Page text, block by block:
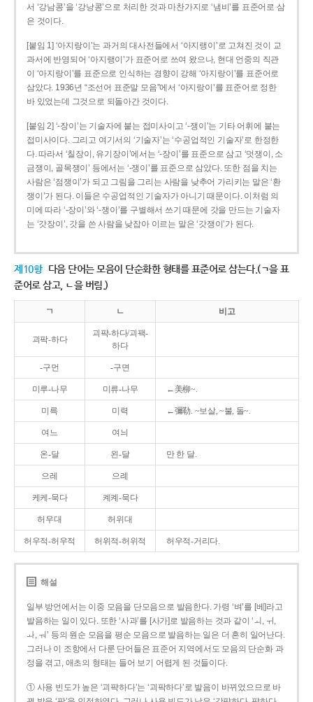
서 ‘강남콩’을 ‘강낭콩’으로 처리한 것과 마찬가지로 ‘냄비’를 표준어로 삼
은 것이다.
[붙임 1] ‘아지랑이’는 과거의 대사전들에서 ‘아지랭이’로 고쳐진 것이 교
과서에 반영되어 ‘아지랭이’가 표준어로 쓰여 왔으나, 현대 언중의 직관
이 ‘아지랑이’를 표준으로 인식하는 경향이 강해 ‘아지랑이’를 표준어로
삼았다. 1936년 “조선어 표준말 모음”에서 ‘아지랑이’를 표준어로 정한
바 있었는데 그것으로 되돌아간 것이다.
[붙임 2] ‘-장이’는 기술자에 붙는 접미사이고 ‘-쟁이’는 기타 어휘에 붙는
접미사이다. 그리고 여기서의 ‘기술자’는 ‘수공업적인 기술자’로 한정한
다. 따라서 ‘칠장이, 유기장이’에서는 ‘-장이’를 표준으로 삼고 ‘멋쟁이, 소
금쟁이, 골목쟁이’ 등에서는 ‘-쟁이’를 표준으로 삼았다. 또한 점을 치는
사람은 ‘점쟁이’가 되고 그림을 그리는 사람을 낮추어 가리키는 말은 ‘환
쟁이’가 된다. 이들은 수공업적인 기술자가 아니기 때문이다. 이처럼 의
미에 따라 ‘-장이’와 ‘-쟁이’를 구별해서 쓰기 때문에 갓을 만드는 기술자
는 ‘갓장이’, 갓을 쓴 사람을 낮잡아 이르는 말은 ‘갓쟁이’가 된다.
제10항 다음 단어는 모음이 단순화한 형태를 표준어로 삼는다.(ㄱ을 표
준어로 삼고, ㄴ을 버림.)
ㄱ ㄴ 비고
괴팍-하다
괴퍅-하다/괴팩-
하다
-구먼 -구면
미루-나무 미류-나무 ←美柳~.
미륵 미력 ←彌勒. ~보살, ~불, 돌~.
여느 여늬
온-달 왼-달 만 한 달.
으레 으례
케케-묵다 켸켸-묵다
허우대 허위대
허우적-허우적 허위적-허위적 허우적-거리다.
해설
일부 방언에서는 이중 모음을 단모음으로 발음한다. 가령 ‘벼’를 [베]라고
발음하는 일이 있다. 또한 ‘사과’를 [사가]로 발음하는 것과 같이 ‘ㅚ, ㅟ,
ㅘ, ㅝ’ 등의 원순 모음을 평순 모음으로 발음하는 일은 더 흔히 일어난다.
그러나 이 조항에서 다룬 단어들은 표준어 지역에서도 모음의 단순화 과
정을 겪고, 애초의 형태는 들어 보기 어렵게 된 것들이다.
① 사용 빈도가 높은 ‘괴퍅하다’는 ‘괴팍하다’로 발음이 바뀌었으므로 바